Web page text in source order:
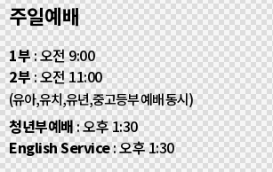
주일예배
1부: 오전 9:00
2부: 오전 11:00
(유아,유치,유년,중고등부 예배 동시)
청년부예배: 오후 1:30
English Service: 오후 1:30